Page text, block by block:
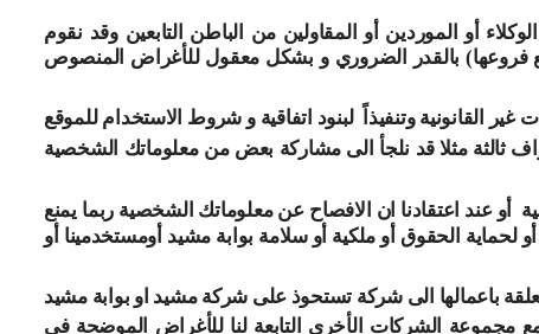
أو الموردين أو المقاولين من الباطن التابعين وقد نقوم
فروعها) بالقدر الضروري و بشكل معقول للأغراض المنصوص
القانونية وتنفيذاً
لبنود اتفاقية و شروط الاستخدام للموقع
ثالثة مثلا قد نلجأ الى مشاركة بعض من معلوماتك الشخصية
أو عند اعتقادنا ان الافصاح عن معلوماتك الشخصية ربما يمنع
لحماية الحقوق أو ملكية أو سلامة بوابة مشيد أومستخدمينا أو
باعمالها الى شركة تستحوذ على شركة مشيد او بوابة مشيد
مجموعة الشركات الأخرى التابعة لنا للأغراض الموضحة في